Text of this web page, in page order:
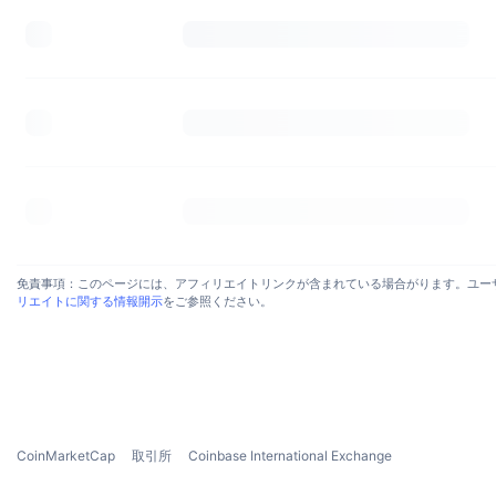
免責事項：このページには、アフィリエイトリンクが含まれている場合がります。ユ
リエイトに関する情報開示をご参照ください。
CoinMarketCap 取引所 Coinbase International Exchange